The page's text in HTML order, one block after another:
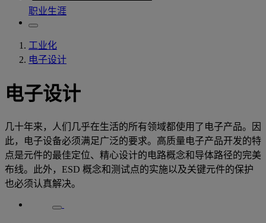
职业生涯
工业化
电子设计
电子设计
几十年来，人们几乎在生活的所有领域都使用了电子产品。因
此，电子设备必须满足广泛的要求。高质量电子产品开发的特
点是元件的最佳定位、精心设计的电路概念和导体路径的完美
布线。此外，ESD 概念和测试点的实施以及关键元件的保护
也必须认真解决。